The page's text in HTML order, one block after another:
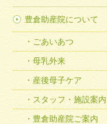
豊倉助産院について
ごあいあつ
母乳外来
産後母子ケア
スタッフ・施設案内
豊倉助産院ご案内